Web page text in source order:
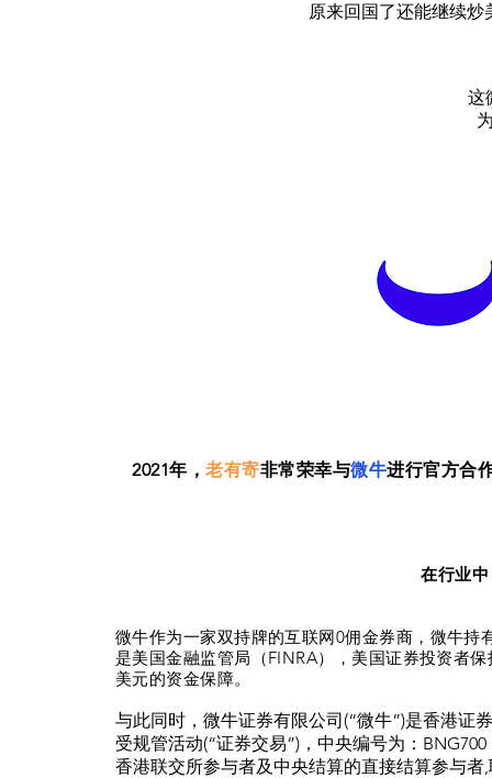
原来回国了还能继续炒
这
2021年，老有寄非常荣幸与微牛进行官方合
在行业
微牛作为一家双持牌的互联网0佣金券商，微牛持
是美国金融监管局（FINRA），美国证券投资者
美元的资金保障。
与此同时，微牛证券有限公司(“微牛”)是香港证
受规管活动(“证券交易”)，中央编号为：BNG700
香港联交所参与者及中央结算的直接结算参与